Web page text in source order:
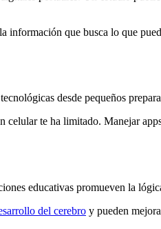
información que busca lo que
desde pequeños
celular te ha limitado. Manejar
educativas promueven la
del cerebro y pueden